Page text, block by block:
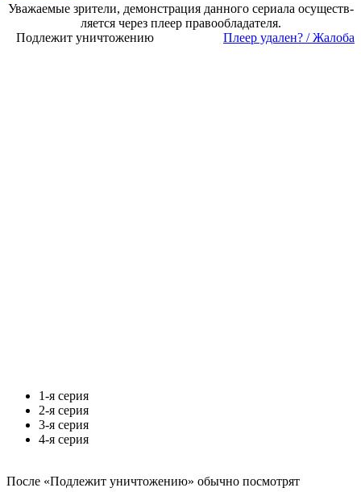
Ува­жае­мые зри­те­ли, де­мон­ст­ра­ция дан­но­го се­риа­ла осу­ще­ст­в­
ля­ет­ся че­рез пле­ер пра­во­об­ла­да­те­ля.
Подлежит уничтожению
Пле­ер уда­лен? / Жа­ло­ба
1-я серия
2-я серия
3-я серия
4-я серия
По­сле «Подлежит уничтожению» обыч­но по­смот­рят